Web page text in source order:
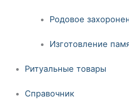
Родовое
Изготовление
Ритуальные товары
Справочник